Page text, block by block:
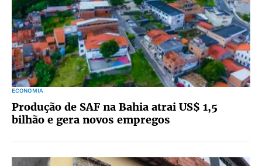
ECONOMIA
Produção de SAF na Bahia atrai US$ 1,5
bilhão e gera novos empregos